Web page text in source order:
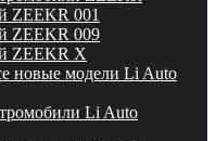
ZEEKR 001
ZEEKR 009
ZEEKR X
новые модели Li Auto
Li Auto